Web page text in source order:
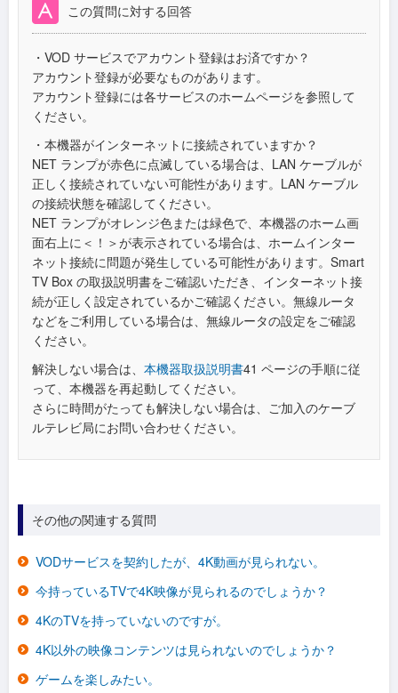
この質問に対する回答
・VOD サービスでアカウント登録はお済ですか？
アカウント登録が必要なものがあります。
アカウント登録には各サービスのホームページを参照して
ください。
・本機器がインターネットに接続されていますか？
NET ランプが赤色に点滅している場合は、LAN ケーブルが
正しく接続されていない可能性があります。LAN ケーブル
の接続状態を確認してください。
NET ランプがオレンジ色または緑色で、本機器のホーム画
面右上に＜！＞が表示されている場合は、ホームインター
ネット接続に問題が発生している可能性があります。Smart
TV Box の取扱説明書をご確認いただき、インターネット接
続が正しく設定されているかご確認ください。無線ルータ
などをご利用している場合は、無線ルータの設定をご確認
ください。
解決しない場合は、 本機器取扱説明書41 ページの手順に従
って、本機器を再起動してください。
さらに時間がたっても解決しない場合は、ご加入のケーブ
ルテレビ局にお問い合わせください。
その他の関連する質問
VODサービスを契約したが、4K動画が見られない。
今持っているTVで4K映像が見られるのでしょうか？
4KのTVを持っていないのですが。
4K以外の映像コンテンツは見られないのでしょうか？
ゲームを楽しみたい。